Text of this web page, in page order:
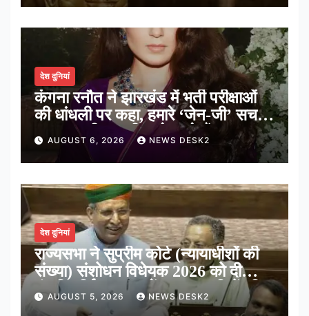
देश दुनियां
कंगना रनौत ने झारखंड में भर्ती परीक्षाओं
की धांधली पर कहा, हमारे ‘जेन-जी’ सच में
हर तरह की तकलीफ झेल रहे हैं
AUGUST 6, 2026 NEWS DESK2
देश दुनियां
राज्यसभा ने सुप्रीम कोर्ट (न्यायाधीशों की
संख्या) संशोधन विधेयक 2026 को दी
मंजूरी, शीर्ष अदालत में अब न्यायधीशों की
संख्या होगी 38
AUGUST 5, 2026 NEWS DESK2